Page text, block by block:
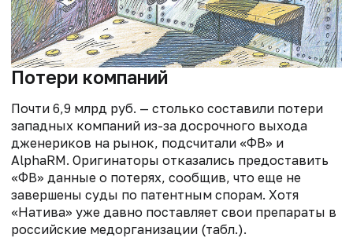
Потери компаний
Почти 6,9 млрд руб. — столько составили потери
западных компаний из-за досрочного выхода
дженериков на рынок, подсчитали «ФВ» и
AlphaRM. Оригинаторы отказались предоставить
«ФВ» данные о потерях, сообщив, что еще не
завершены суды по патентным спорам. Хотя
«Натива» уже давно поставляет свои препараты в
российские медорганизации (табл.).